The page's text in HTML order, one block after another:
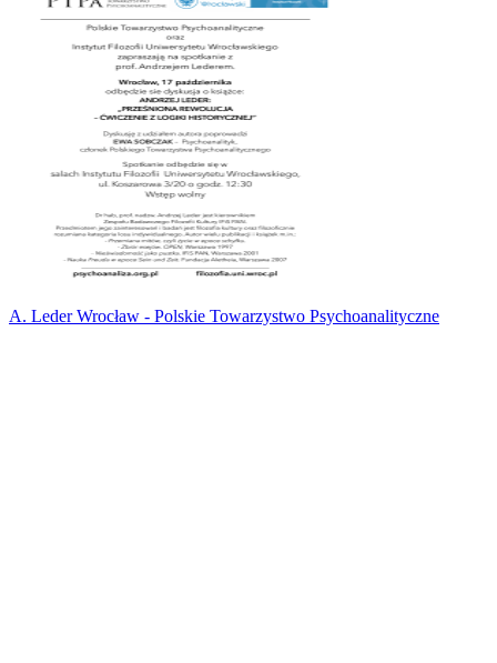
A. Leder Wrocław - Polskie Towarzystwo Psychoanalityczne